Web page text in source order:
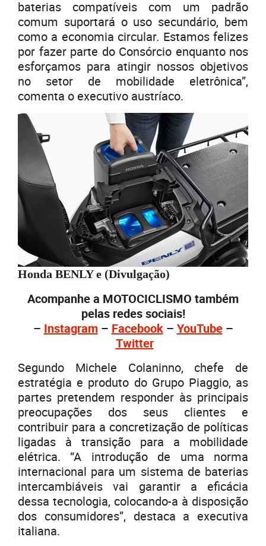
baterias compatíveis com um padrão
comum suportará o uso secundário, bem
como a economia circular. Estamos felizes
por fazer parte do Consórcio enquanto nos
esforçamos para atingir nossos objetivos
no setor de mobilidade eletrônica”,
comenta o executivo austríaco.
Honda BENLY e (Divulgação)
Acompanhe a MOTOCICLISMO também
pelas redes sociais!
– Instagram– Facebook– YouTube–
Twitter
Segundo Michele Colaninno, chefe de
estratégia e produto do Grupo Piaggio, as
partes pretendem responder às principais
preocupações dos seus clientes e
contribuir para a concretização de políticas
ligadas à transição para a mobilidade
elétrica. “A introdução de uma norma
internacional para um sistema de baterias
intercambiáveis vai garantir a eficácia
dessa tecnologia, colocando-a à disposição
dos consumidores”, destaca a executiva
italiana.